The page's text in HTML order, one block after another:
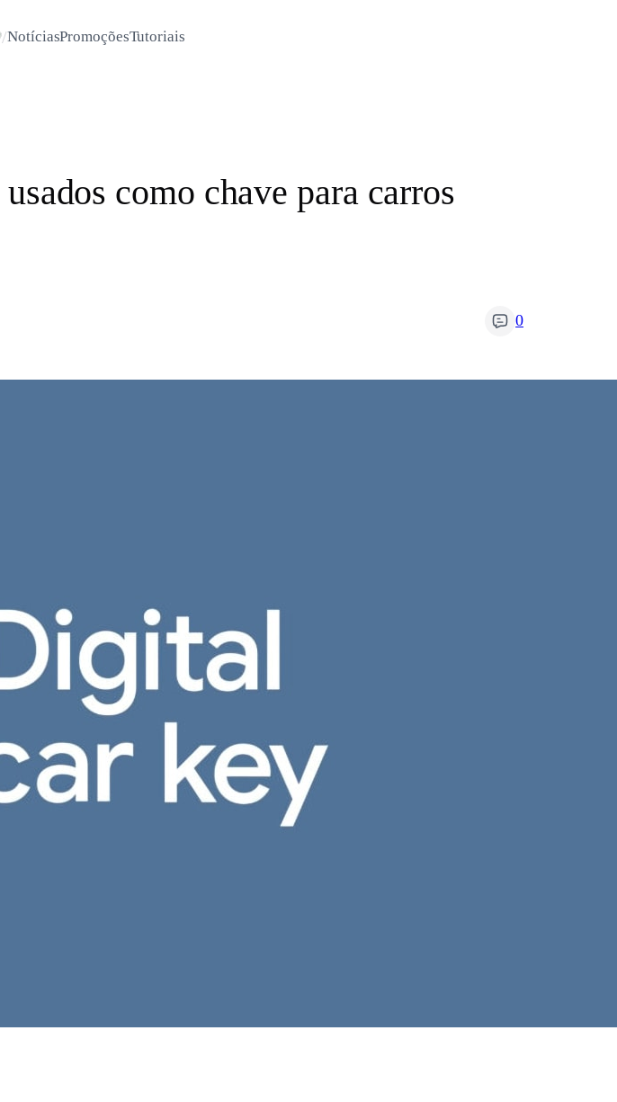
/NotíciasPromoçõesTutoriais
como chave para carros
0